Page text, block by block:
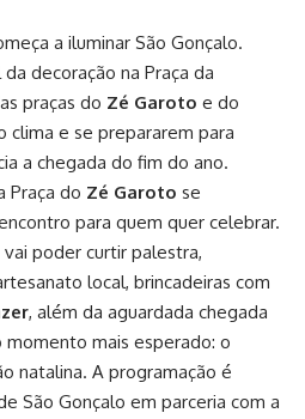
a iluminar São Gonçalo.
decoração na Praça da
praças do Zé Garoto e do
clima e se prepararem para
a chegada do fim do ano.
Praça do Zé Garoto se
para quem quer celebrar.
vai poder curtir palestra,
local, brincadeiras com
, além da aguardada chegada
momento mais esperado: o
natalina. A programação é
São Gonçalo em parceria com a